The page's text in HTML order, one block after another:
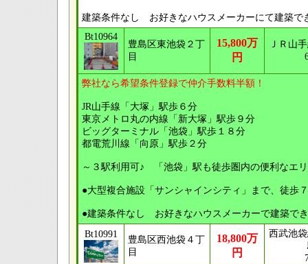
建築条件なし お好きなハウスメーカーにて建築で
Bt10964
豊島区東池袋２丁
目
15,800万
円
ＪＲ山
弊社なら希望条件登録で仲介手数料半額！
JR山手線「大塚」駅歩６分
東京メトロ丸の内線「新大塚」駅歩９分
ビッグターミナル「池袋」駅歩１８分
都電荒川線「向原」駅歩２分
～３駅利用可♪ 「池袋」駅も徒歩圏内の便利なエ
●大型複合施設「サンシャインシティ」まで、徒歩
●建築条件なし お好きなハウスメーカーで建築で
Bt10991
豊島区西池袋４丁
目
18,800万
円
西武池